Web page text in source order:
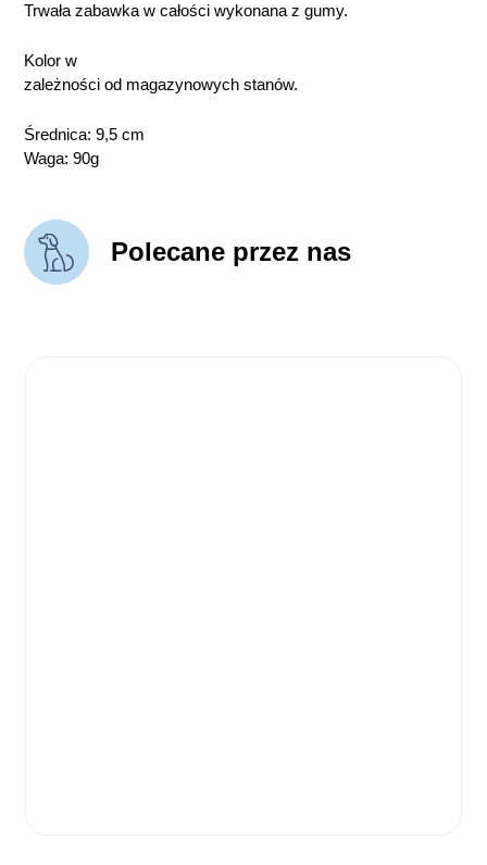
Trwała zabawka w całości wykonana z gumy.
Kolor w
zależności od magazynowych stanów.
Średnica: 9,5 cm
Waga: 90g
Polecane przez nas